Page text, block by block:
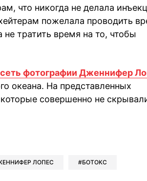
что никогда не делала
пожелала проводить
не тратить время на то, чтобы
фотографии Дженнифер
океана. На представленных
совершенно не
LinkedIn
ЛОПЕС БОТОКС